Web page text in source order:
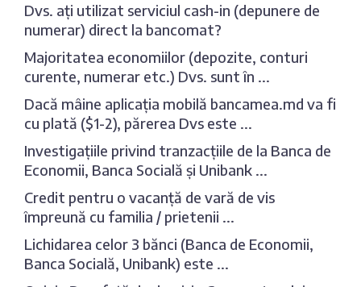
Dvs. ați utilizat serviciul cash-in (depunere de
numerar) direct la bancomat?
Majoritatea economiilor (depozite, conturi
curente, numerar etc.) Dvs. sunt în ...
Dacă mâine aplicația mobilă bancamea.md va fi
cu plată ($1-2), părerea Dvs este ...
Investigațiile privind tranzacțiile de la Banca de
Economii, Banca Socială și Unibank ...
Credit pentru o vacanță de vară de vis
împreună cu familia / prietenii ...
Lichidarea celor 3 bănci (Banca de Economii,
Banca Socială, Unibank) este ...